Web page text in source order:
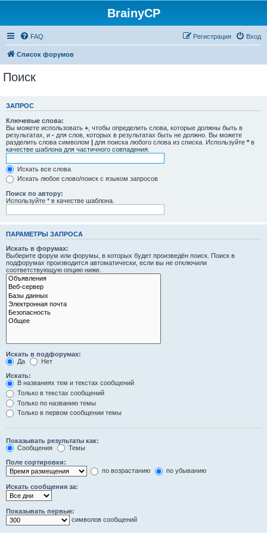
BrainyCP
FAQ Вход
Регистрация
Список форумов
Поиск
ЗАПРОС
Ключевые слова:
Вы можете использовать + , чтобы определить слова, которые должны быть в
результатах, и - для слов, которых в результатах быть не должно. Вы можете
разделить слова символом | для поиска любого слова из списка. Используйте * в
качестве шаблона для частичного совпадения.
Искать все слова
Искать любое слово/поиск с языком запросов
Поиск по автору:
Используйте * в качестве шаблона.
ПАРАМЕТРЫ ЗАПРОСА
Искать в форумах:
Выберите форум или форумы, в которых будет произведён поиск. Поиск в
подфорумах производится автоматически, если вы не отключили
соответствующую опцию ниже.
Искать в подфорумах:
Да
Нет
Искать:
В названиях тем и текстах сообщений
Только в текстах сообщений
Только по названию темы
Только в первом сообщении темы
Показывать результаты как:
Сообщения
Темы
Поле сортировки:
по возрастанию
по убыванию
Искать сообщения за:
Показывать первые:
символов сообщений